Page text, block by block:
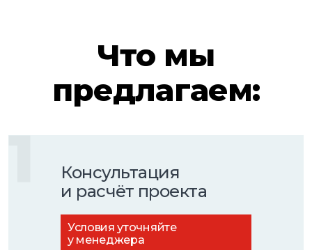
Что мы
предлагаем:
1
Консультация
и расчёт проекта
Условия уточняйте
у менеджера